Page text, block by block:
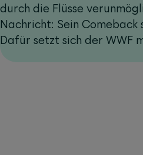
durch die Flüsse
Nachricht: Sein Comeback
Dafür setzt sich der WWF